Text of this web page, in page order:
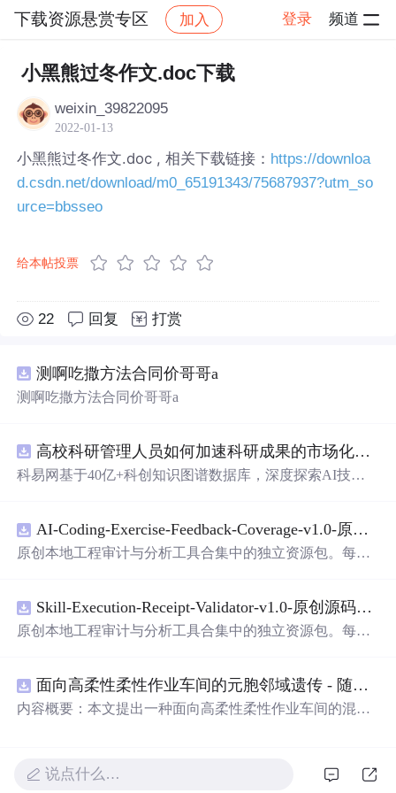
下载资源悬赏专区 加入 登录 频道
社区 下载资源悬赏专区 帖子详情
小黑熊过冬作文.doc下载
weixin_39822095
2022-01-13
小黑熊过冬作文.doc , 相关下载链接： https://downloa
d.csdn.net/download/m0_65191343/75687937?utm_so
urce=bbsseo
给本帖投票
22 回复 打赏
测啊吃撒方法合同价哥哥a
测啊吃撒方法合同价哥哥a
高校科研管理人员如何加速科研成果的市场化转化？.
科易网基于40亿+科创知识图谱数据库，深度探索AI技术
新领域的AI+数智化解决方案，推动科技创新与产业创新
智能化发展。
AI-Coding-Exercise-Feedback-Coverage-v1.0-原创源码与文档.zip
原创本地工程审计与分析工具合集中的独立资源包。每个
README、运行说明、功能清单、MIT License及原创与授
权声明。解压后进入project目录，执行npm test验证算法，
目源码、Logo、官方截图、论文、生产日志或其他受限素
材。适合前端开发、AI应用工程、测试审计和课程实践。
Skill-Execution-Receipt-Validator-v1.0-原创源码与文档.zip
原创本地工程审计与分析工具合集中的独立资源包。每个
README、运行说明、功能清单、MIT License及原创与授
权声明。解压后进入project目录，执行npm test验证算法，
材。适合前端开发、AI应用工程、测试审计和课程实践。
面向高柔性柔性作业车间的元胞邻域遗传 - 随机重启爬山混合调度优化算法（Matlab代码实现）
内容概要：本文提出一种面向高柔性柔性作业车间的混合
传算法的全局寻优能力，并创新性地引入随机重启爬山策
略以增强跳出局部最优的能力，从而有效应对高柔性车间
说点什么…